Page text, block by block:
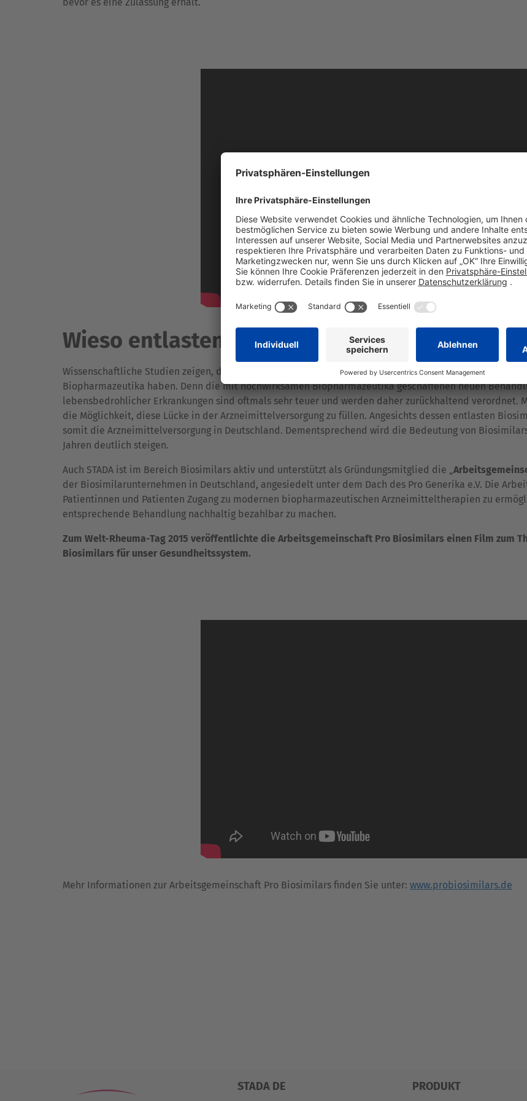
ca. 20 bis 25% (Quelle: Pro Generika e.V.), wodurch die Gesundheitssysteme deutlich entlastet
Wieso entlasten Biosimilars das deutsche
Wissenschaftliche Studien zeigen, dass viele Betroffene in Deutschland im Vergleich zu anderen
Biopharmazeutika haben. Denn die mit hochwirksamen Biopharmazeutika geschaffenen neuen
lebensbedrohlicher Erkrankungen sind oftmals sehr teuer und werden daher zurückhaltend
die Möglichkeit, diese Lücke in der Arzneimittelversorgung zu füllen. Angesichts dessen entlasten
somit die Arzneimittelversorgung in Deutschland. Dementsprechend wird die Bedeutung von
Jahren deutlich steigen.
Auch STADA ist im Bereich Biosimilars aktiv und unterstützt als Gründungsmitglied die „
der Biosimilarunternehmen in Deutschland, angesiedelt unter dem Dach des Pro Generika e.V. Die
Patientinnen und Patienten Zugang zu modernen biopharmazeutischen Arzneimitteltherapien zu
entsprechende Behandlung nachhaltig bezahlbar zu machen.
Zum Welt-Rheuma-Tag 2015 veröffentlichte die Arbeitsgemeinschaft Pro Biosimilars einen Film zum
Biosimilars für unser Gesundheitssystem.
Mehr Informationen zur Arbeitsgemeinschaft Pro Biosimilars finden Sie unter: www.probiosimilars.de
STADA DE PRODUKT